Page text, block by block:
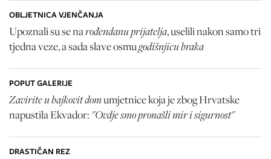
OBLJETNICA VJENČANJA
Upoznali su se narođendanu prijatelja, uselili nakon samo tri
tjedna veze, a sada slave osmugodišnjicu braka
POPUT GALERIJE
Zavirite u bajkovit domumjetnice koja je zbog Hrvatske
napustila Ekvador: "Ovdje smo pronašli mir i sigurnost"
DRASTIČAN REZ